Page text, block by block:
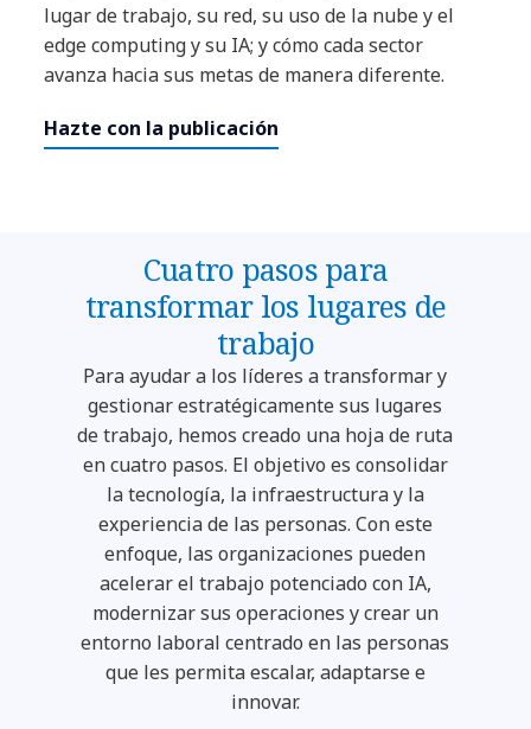
lugar de trabajo, su red, su uso de la nube y el
edge computing y su IA; y cómo cada sector
avanza hacia sus metas de manera diferente.
Hazte con la publicación
Cuatro pasos para
transformar los lugares de
trabajo
Para ayudar a los líderes a transformar y
gestionar estratégicamente sus lugares
de trabajo, hemos creado una hoja de ruta
en cuatro pasos. El objetivo es consolidar
la tecnología, la infraestructura y la
experiencia de las personas. Con este
enfoque, las organizaciones pueden
acelerar el trabajo potenciado con IA,
modernizar sus operaciones y crear un
entorno laboral centrado en las personas
que les permita escalar, adaptarse e
innovar.